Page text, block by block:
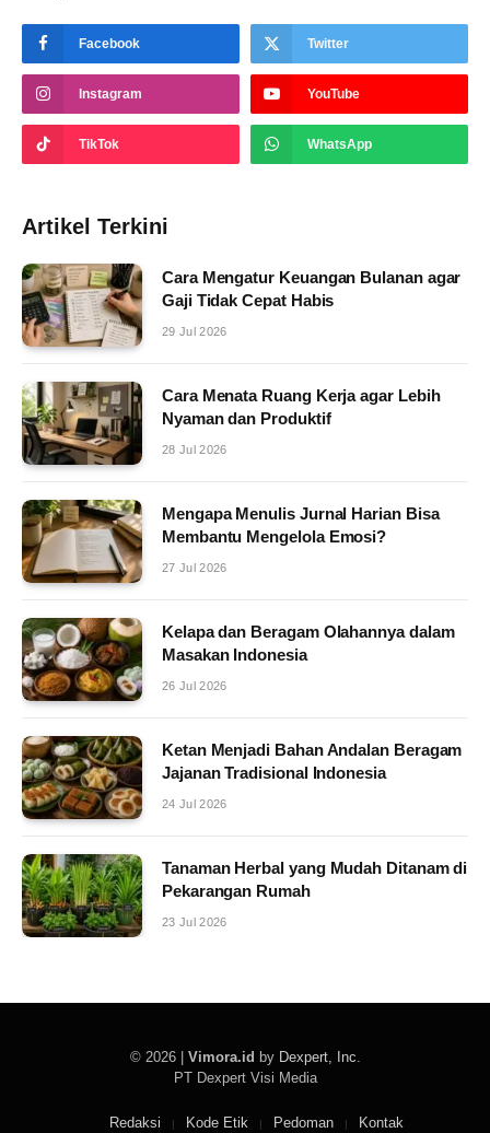
Facebook Twitter
Instagram YouTube
TikTok WhatsApp
Artikel Terkini
Cara Mengatur Keuangan Bulanan agar
Gaji Tidak Cepat Habis
29 Jul 2026
Cara Menata Ruang Kerja agar Lebih
Nyaman dan Produktif
28 Jul 2026
Mengapa Menulis Jurnal Harian Bisa
Membantu Mengelola Emosi?
27 Jul 2026
Kelapa dan Beragam Olahannya dalam
Masakan Indonesia
26 Jul 2026
Ketan Menjadi Bahan Andalan Beragam
Jajanan Tradisional Indonesia
24 Jul 2026
Tanaman Herbal yang Mudah Ditanam di
Pekarangan Rumah
23 Jul 2026
© 2026 | Vimora.id by Dexpert, Inc
PT Dexpert Visi Media
Redaksi Kode Etik Pedoman Kontak